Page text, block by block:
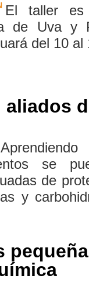
El taller es
de Uva y
del 10 al
se
de
y